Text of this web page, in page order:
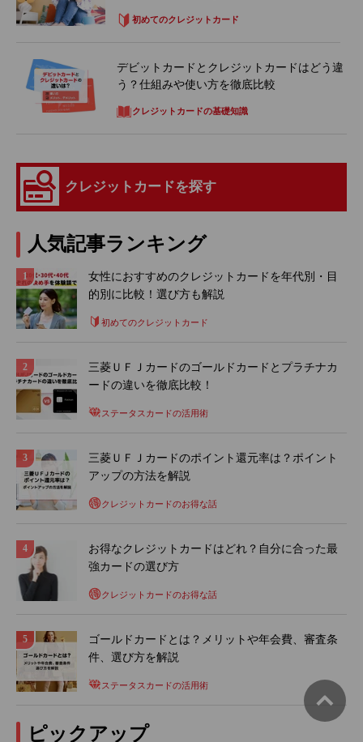
初めてのクレジットカード
デビットカードとクレジットカードはどう違
う？仕組みや使い方を徹底比較
クレジットカードの基礎知識
クレジットカードを探す
人気記事ランキング
女性におすすめのクレジットカードを年代別・目
的別に比較！選び方も解説
初めてのクレジットカード
三菱ＵＦＪカードのゴールドカードとプラチナカ
ードの違いを徹底比較！
ステータスカードの活用術
三菱ＵＦＪカードのポイント還元率は？ポイント
アップの方法を解説
クレジットカードのお得な話
お得なクレジットカードはどれ？自分に合った最
強カードの選び方
クレジットカードのお得な話
ゴールドカードとは？メリットや年会費、審査条
件、選び方を解説
ステータスカードの活用術
ピックアップ